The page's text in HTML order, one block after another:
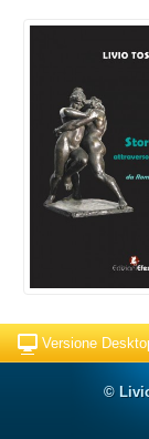
Versione
©